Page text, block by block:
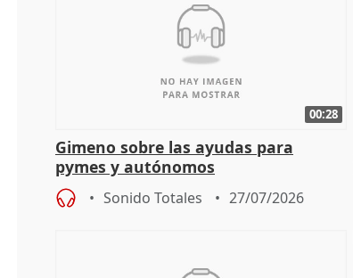
00:28
Gimeno sobre las ayudas para
pymes y autónomos
Sonido Totales 27/07/2026